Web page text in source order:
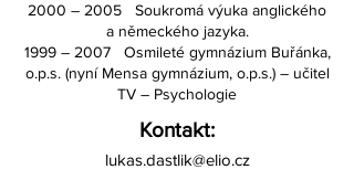
2000 – 2005 Soukromá výuka anglického
a německého jazyka.
1999 – 2007 Osmileté gymnázium Buřánka,
o.p.s. (nyní Mensa gymnázium, o.p.s.) – učitel
TV – Psychologie
Kontakt:
lukas.dastlik@elio.cz